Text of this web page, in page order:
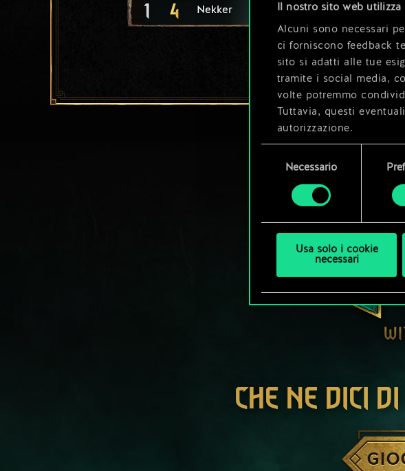
Il nostro sito web utilizza
Alcuni sono necessari
ci forniscono feedback
sito si adatti alle tue
tramite i social media,
volte potremmo
Tuttavia, questi
autorizzazione.
Tutti i dettagli su come
consenso
Necessario
Usa solo i cookie
necessari
1 4 Nekker
CHE NE DICI